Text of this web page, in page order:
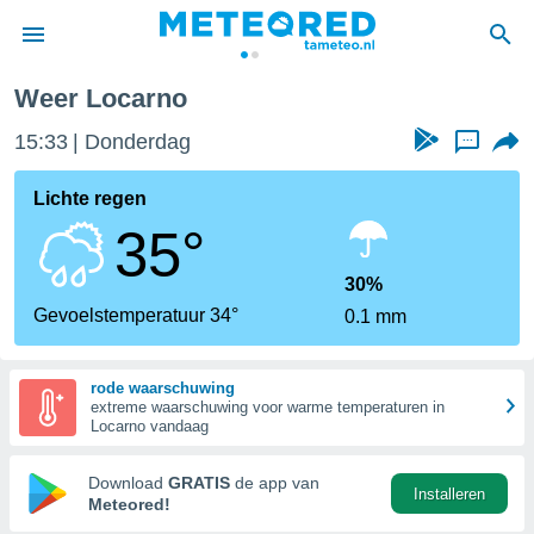
door
verstrekte
hoge
hebt de
voor
op basis
Weer Locarno
15:33 Donderdag ...
Lichte regen
35°
Gevoelstemperatuur 34°
30%
0.1 mm
rode waarschuwing
extreme waarschuwing voor warme temperaturen in
Locarno vandaag
Download GRATIS de app van
Meteored!
Installeren